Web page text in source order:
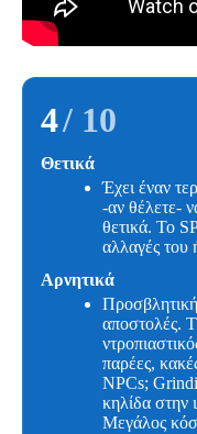
4/ 10
Θετικά
Έχει έναν
-αν θέλετε-
θετικά. Το
αλλαγές του
Αρνητικά
αποστολές.
παρέες,
NPCs;
κηλίδα στην
Μεγάλος